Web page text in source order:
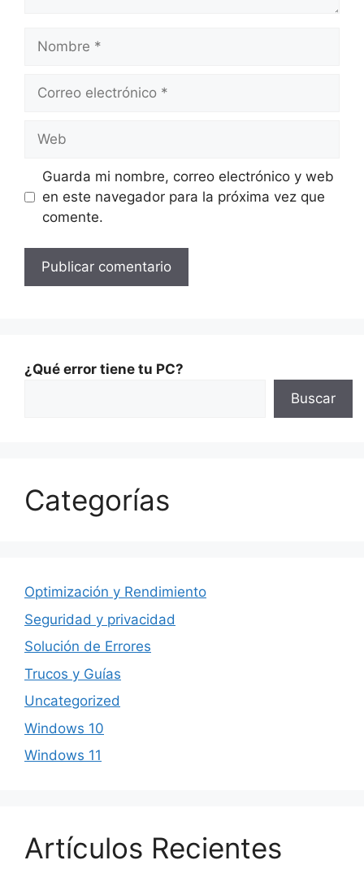
Guarda mi nombre, correo electrónico y web
en este navegador para la próxima vez que
comente.
¿Qué error tiene tu PC?
Buscar
Categorías
Optimización y Rendimiento
Seguridad y privacidad
Solución de Errores
Trucos y Guías
Uncategorized
Windows 10
Windows 11
Artículos Recientes